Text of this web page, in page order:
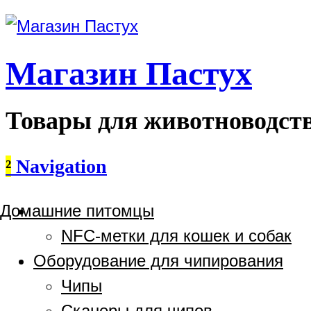
Магазин Пастух
Товары для
² Navigation
Домашние питомцы
NFC-метки для кошек и собак
Оборудование для чипирования
Чипы